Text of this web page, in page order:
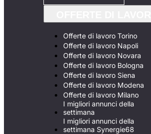
Offerte di lavoro Torino
Offerte di lavoro Napoli
Offerte di lavoro Novara
Offerte di lavoro Bologna
Offerte di lavoro Siena
Offerte di lavoro Modena
Offerte di lavoro Milano
I migliori annunci della
settimana
I migliori annunci della
settimana Synergie68